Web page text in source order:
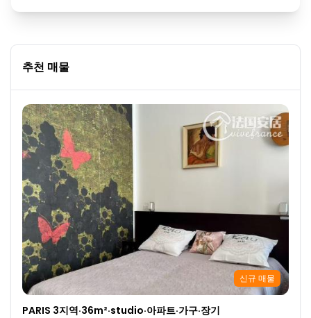
추천 매물
신규 매물
PARIS 3지역·36m²·studio·아파트·가구·장기